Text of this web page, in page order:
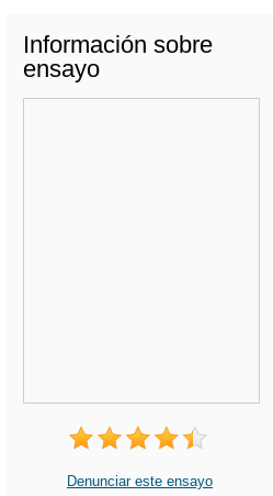
Información sobre
ensayo
Denunciar este ensayo